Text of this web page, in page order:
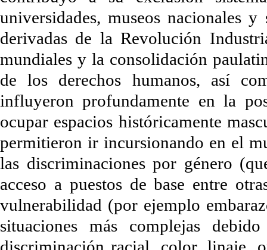
universidades, museos nacionales
derivadas de la Revolución
mundiales y la consolidación
de los derechos humanos, así
influyeron profundamente en la
ocupar espacios históricamente
permitieron ir incursionando en el
las discriminaciones por género
acceso a puestos de base entre
vulnerabilidad (por ejemplo
situaciones más complejas